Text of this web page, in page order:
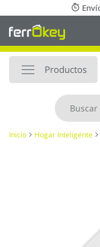
al
contenido
Productos
Inicio Hogar Inteligente